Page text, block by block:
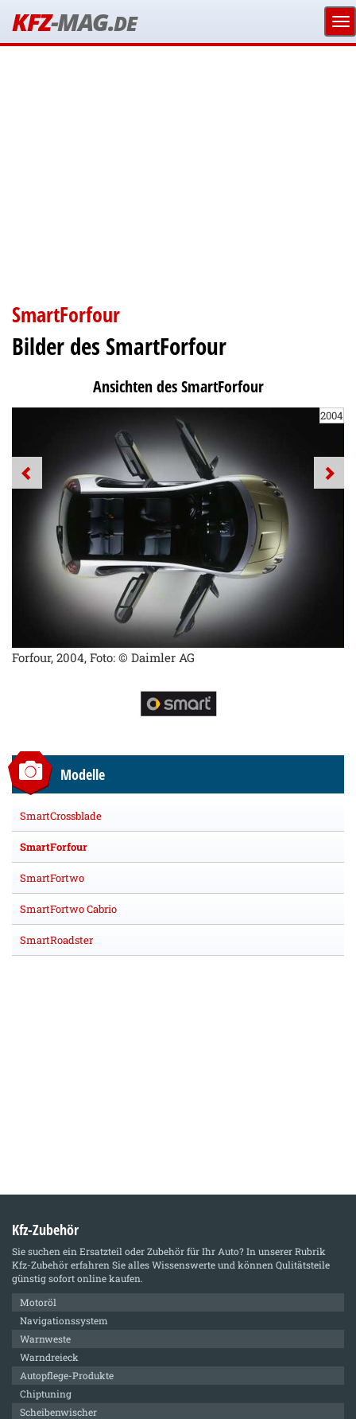
KFZ-MAG.DE
SmartForfour
Bilder des SmartForfour
Ansichten des SmartForfour
2004
Forfour, 2004, Foto: © Daimler AG
Modelle
SmartCrossblade
SmartForfour
SmartFortwo
SmartFortwo Cabrio
SmartRoadster
Kfz-Zubehör
Sie suchen ein Ersatzteil oder Zubehör für Ihr Auto? In unserer Rubrik
Kfz-Zubehörerfahren Sie alles Wissenswerte und können Qulitätsteile
günstig sofort online kaufen.
Motoröl
Navigationssystem
Warnweste
Warndreieck
Autopflege-Produkte
Chiptuning
Scheibenwischer